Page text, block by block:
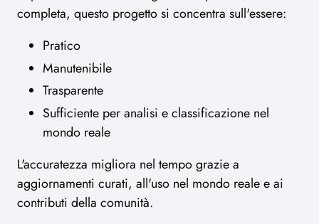
completa, questo progetto si concentra sull'essere:
Pratico
Manutenibile
Trasparente
Sufficiente per analisi e classificazione nel
mondo reale
L'accuratezza migliora nel tempo grazie a
aggiornamenti curati, all'uso nel mondo reale e ai
contributi della comunità.